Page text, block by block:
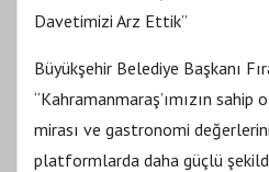
Davetimizi Arz Ettik”
Büyükşehir Belediye Başkanı
“Kahramanmaraş’ımızın
mirası ve gastronomi
platformlarda daha güçlü